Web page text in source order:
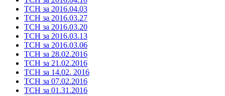
ТСН за 2016.04.03
ТСН за 2016.03.27
ТСН за 2016.03.20
ТСН за 2016.03.13
ТСН за 2016.03.06
ТСН за 28.02.2016
ТСН за 21.02.2016
ТСН за 14.02. 2016
ТСН за 07.02.2016
ТСН за 01.31.2016